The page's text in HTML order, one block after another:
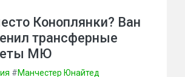
Коноплянки? Ван
трансферные
МЮ
#Манчестер Юнайтед